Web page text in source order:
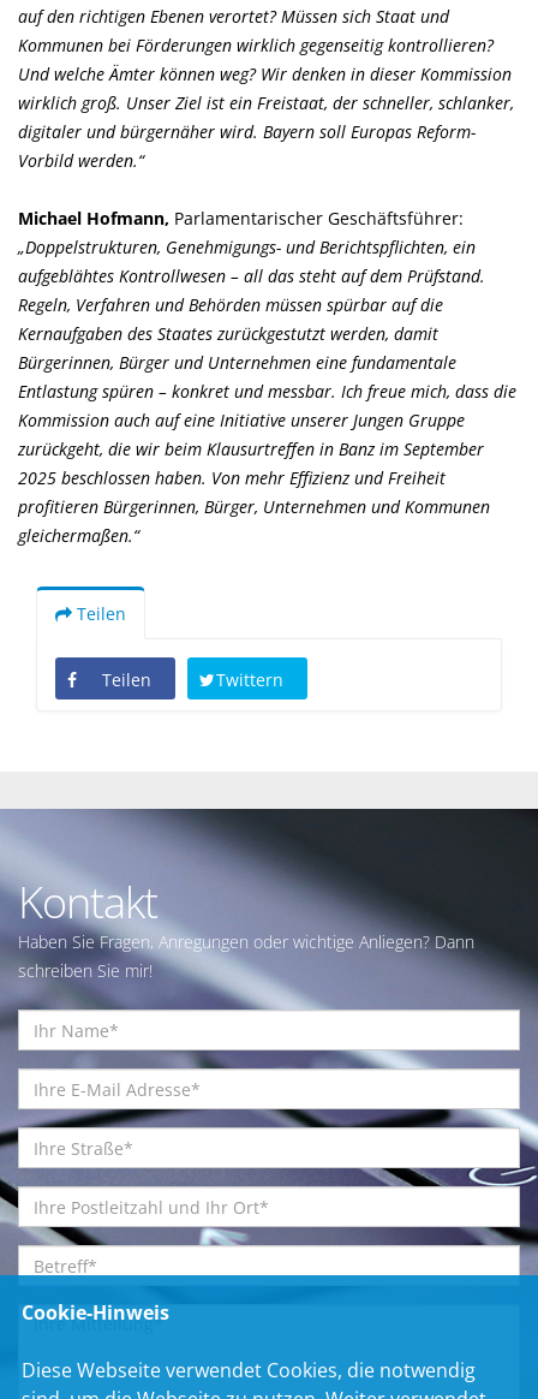
auf den richtigen Ebenen verortet? Müssen sich Staat und
Kommunen bei Förderungen wirklich gegenseitig kontrollieren?
Und welche Ämter können weg? Wir denken in dieser Kommission
wirklich groß. Unser Ziel ist ein Freistaat, der schneller, schlanker,
digitaler und bürgernäher wird. Bayern soll Europas Reform-
Vorbild werden.“
Michael Hofmann, Parlamentarischer Geschäftsführer:
Doppelstrukturen, Genehmigungs- und Berichtspflichten, ein
aufgeblähtes Kontrollwesen – all das steht auf dem Prüfstand.
Regeln, Verfahren und Behörden müssen spürbar auf die
Kernaufgaben des Staates zurückgestutzt werden, damit
Bürgerinnen, Bürger und Unternehmen eine fundamentale
Entlastung spüren – konkret und messbar. Ich freue mich, dass die
Kommission auch auf eine Initiative unserer Jungen Gruppe
zurückgeht, die wir beim Klausurtreffen in Banz im September
2025 beschlossen haben. Von mehr Effizienz und Freiheit
profitieren Bürgerinnen, Bürger, Unternehmen und Kommunen
gleichermaßen.“
Teilen
Teilen Twittern
Kontakt
Haben Sie Fragen, Anregungen oder wichtige Anliegen? Dann
schreiben Sie mir!
Cookie-Hinweis
Diese Webseite verwendet Cookies, die notwendig